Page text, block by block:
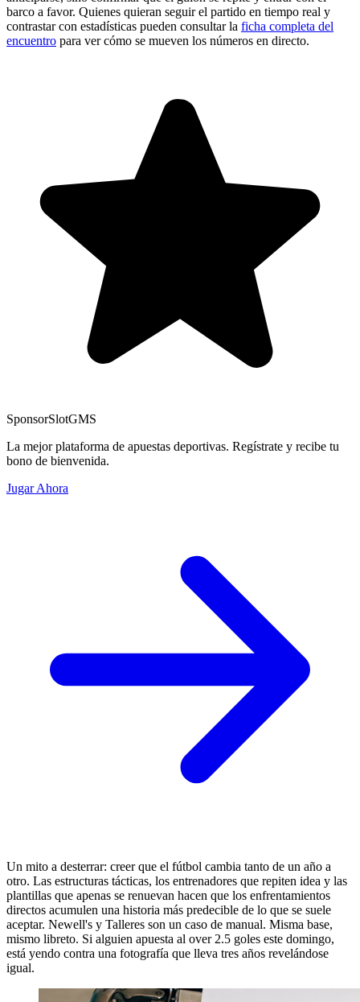
barco a favor. Quienes quieran seguir el partido en tiempo real y
contrastar con estadísticas pueden consultar la ficha completa del
encuentro para ver cómo se mueven los números en directo.
SponsorSlotGMS
La mejor plataforma de apuestas deportivas. Regístrate y recibe tu
bono de bienvenida.
Jugar Ahora
Un mito a desterrar: creer que el fútbol cambia tanto de un año a
otro. Las estructuras tácticas, los entrenadores que repiten idea y las
plantillas que apenas se renuevan hacen que los enfrentamientos
directos acumulen una historia más predecible de lo que se suele
aceptar. Newell's y Talleres son un caso de manual. Misma base,
mismo libreto. Si alguien apuesta al over 2.5 goles este domingo,
está yendo contra una fotografía que lleva tres años revelándose
igual.